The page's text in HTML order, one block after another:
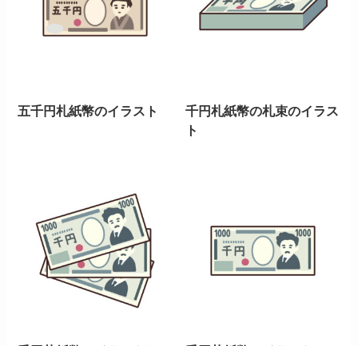
五千円札紙幣のイラスト
千円札紙幣の札束のイラス
ト